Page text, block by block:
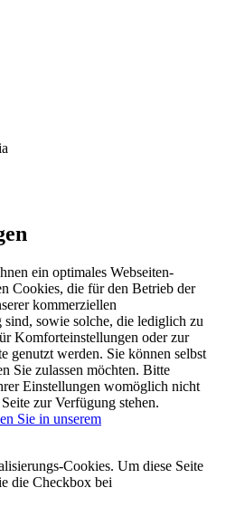
ein optimales Webseiten-
Cookies, die für den Betrieb der
kommerziellen
sowie solche, die lediglich zu
Komforteinstellungen oder zur
genutzt werden. Sie können selbst
Sie zulassen möchten. Bitte
Einstellungen womöglich nicht
zur Verfügung stehen.
Sie in unserem
Cookies. Um diese Seite
die Checkbox bei